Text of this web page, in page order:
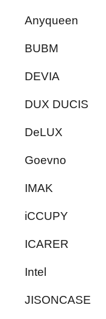
Anyqueen
BUBM
DEVIA
DUX DUCIS
DeLUX
Goevno
IMAK
iCCUPY
ICARER
Intel
JISONCASE